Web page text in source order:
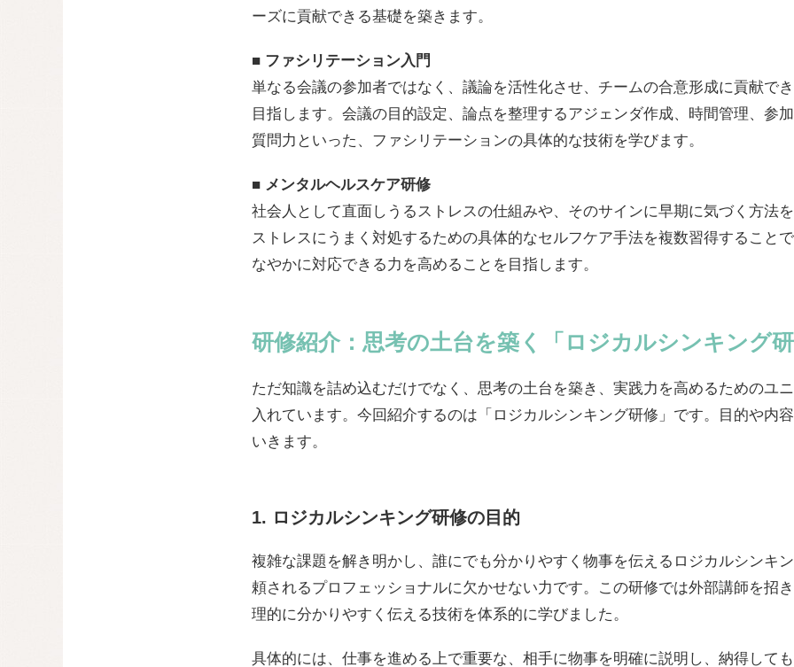
ーズに貢献できる基礎を築きます。
■ ファシリテーション入門
単なる会議の参加者ではなく、議論を活性化させ、チームの合意形成に貢献で
目指します。会議の目的設定、論点を整理するアジェンダ作成、時間管理、参
質問力といった、ファシリテーションの具体的な技術を学びます。
■ メンタルヘルスケア研修
社会人として直面しうるストレスの仕組みや、そのサインに早期に気づく方法
ストレスにうまく対処するための具体的なセルフケア手法を複数習得すること
なやかに対応できる力を高めることを目指します。
研修紹介：思考の土台を築く「ロジカルシンキング
ただ知識を詰め込むだけでなく、思考の土台を築き、実践力を高めるためのユ
入れています。今回紹介するのは「ロジカルシンキング研修」です。目的や内
いきます。
1. ロジカルシンキング研修の目的
複雑な課題を解き明かし、誰にでも分かりやすく物事を伝えるロジカルシンキ
頼されるプロフェッショナルに欠かせない力です。この研修では外部講師を招
理的に分かりやすく伝える技術を体系的に学びました。
具体的には、仕事を進める上で重要な、相手に物事を明確に説明し、納得して